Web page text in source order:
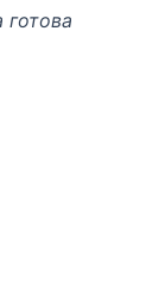
готова